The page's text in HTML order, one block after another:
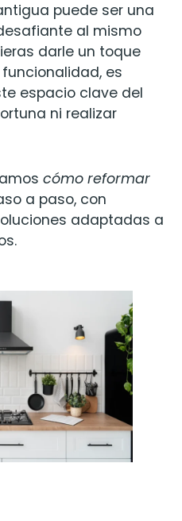
puede ser una
al mismo
darle un toque
es
espacio clave del
ni realizar
cómo reformar
a paso, con
adaptadas a